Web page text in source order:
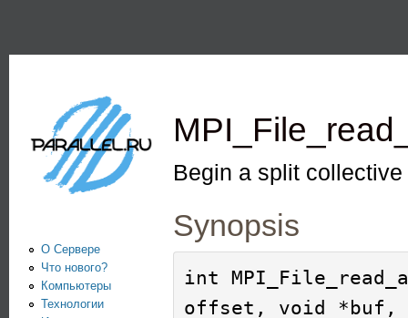
Информационно-
аналитический
центр по
параллельным
вычислениям
Begin a split
Synopsis
int
offset, void *buf,
О Сервере
Что нового?
Компьютеры
Технологии